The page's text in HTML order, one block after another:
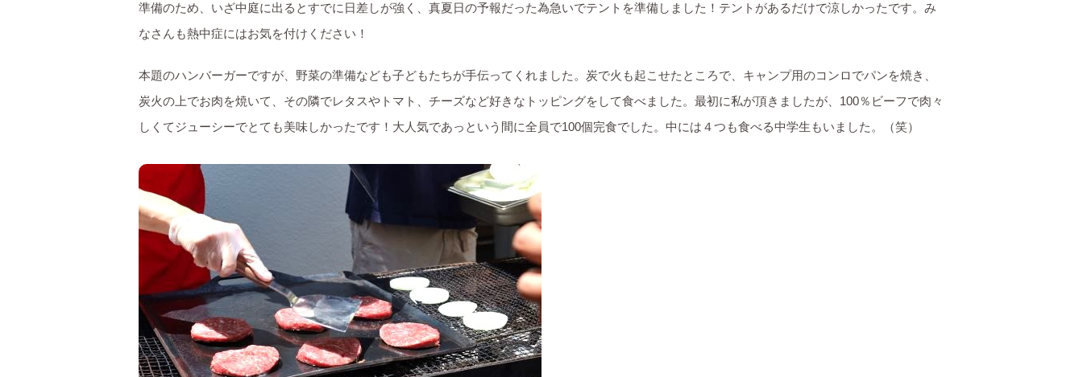
準備のため、いざ中庭に出るとすでに日差しが強く、真夏日の予報だった為急いでテントを準備しました！テントがあるだけで涼しかったです。み
なさんも熱中症にはお気を付けください！
本題のハンバーガーですが、野菜の準備なども子どもたちが手伝ってくれました。炭で火も起こせたところで、キャンプ用のコンロでパンを焼き、
炭火の上でお肉を焼いて、その隣でレタスやトマト、チーズなど好きなトッピングをして食べました。最初に私が頂きましたが、100％ビーフで肉々
しくてジューシーでとても美味しかったです！大人気であっという間に全員で100個完食でした。中には４つも食べる中学生もいました。（笑）